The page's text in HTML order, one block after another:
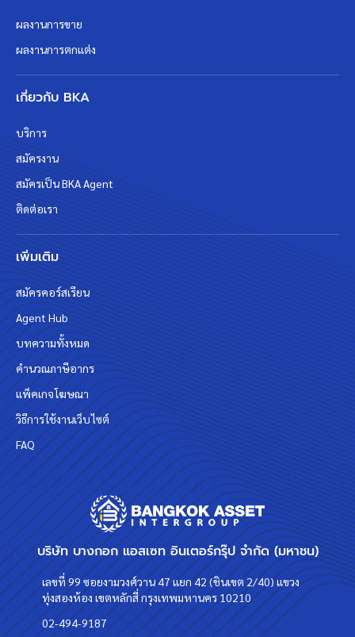
บริษัท บางกอก แอสเซท อินเตอร์กรุ๊ป จำกัด (มหาชน)
เลขที่ 99 ซอยงามวงศ์วาน 47 แยก 42 (ชินเขต 2/40) แขวง
ทุ่งสองห้อง เขตหลักสี่ กรุงเทพมหานคร 10210
02-494-9187
ผลงานการขาย
ผลงานการตกแต่ง
เกี่ยวกับ BKA
บริการ
สมัครงาน
สมัครเป็น BKA Agent
ติดต่อเรา
เพิ่มเติม
สมัครคอร์สเรียน
Agent Hub
บทความทั้งหมด
คำนวณภาษีอากร
แพ็คเกจโฆษณา
วิธีการใช้งานเว็บไซต์
FAQ